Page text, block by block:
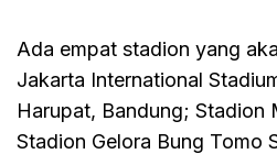
Ada empat stadion yang
Jakarta International
Harupat, Bandung; Stadion
Stadion Gelora Bung Tomo